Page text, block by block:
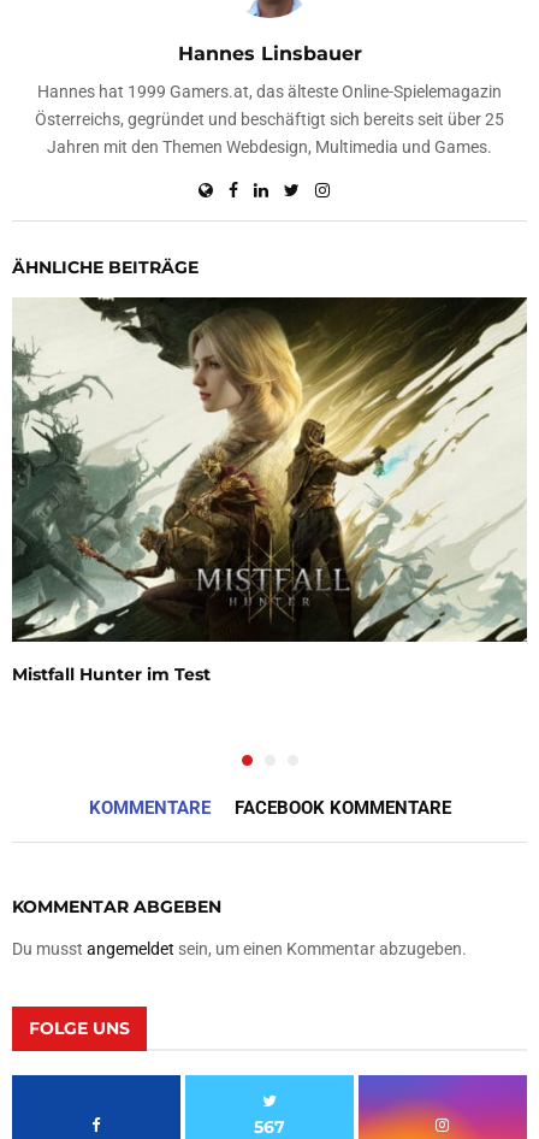
Hannes Linsbauer
Hannes hat 1999 Gamers.at, das älteste Online-Spielemagazin
Österreichs, gegründet und beschäftigt sich bereits seit über 25
Jahren mit den Themen Webdesign, Multimedia und Games.
ÄHNLICHE BEITRÄGE
Mistfall Hunter im Test
KOMMENTARE FACEBOOK KOMMENTARE
KOMMENTAR ABGEBEN
Du musst angemeldet sein, um einen Kommentar abzugeben.
FOLGE UNS
567